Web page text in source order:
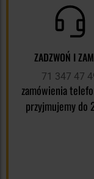
ZADZWOŃ I
71 347 47
zamówienia
przyjmujemy do